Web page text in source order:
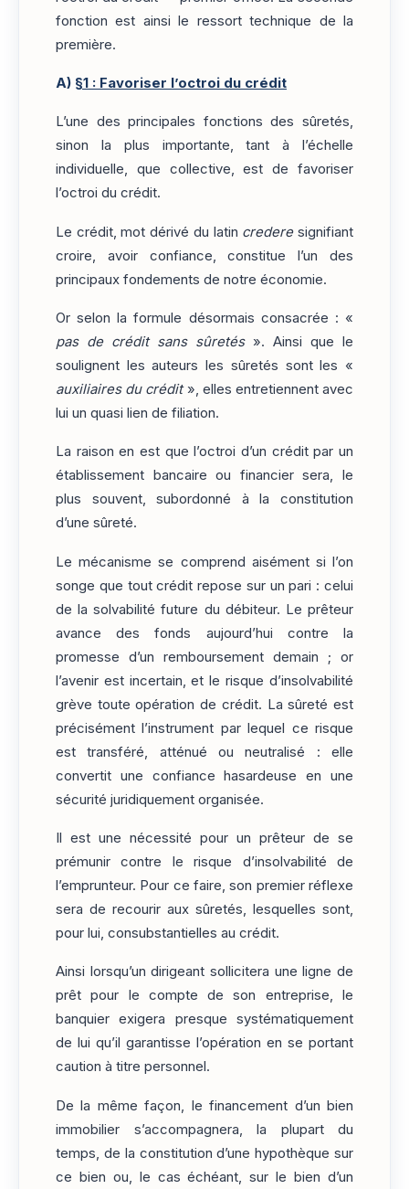
fonction est ainsi le ressort technique de la
première.
A) §1 : Favoriser l’octroi du crédit
L’une des principales fonctions des sûretés,
sinon la plus importante, tant à l’échelle
individuelle, que collective, est de favoriser
l’octroi du crédit.
Le crédit, mot dérivé du latin crederesignifiant
croire, avoir confiance, constitue l’un des
principaux fondements de notre économie.
Or selon la formule désormais consacrée : «
pas de crédit sans sûretés». Ainsi que le
soulignent les auteurs les sûretés sont les «
auxiliaires du crédit», elles entretiennent avec
lui un quasi lien de filiation.
La raison en est que l’octroi d’un crédit par un
établissement bancaire ou financier sera, le
plus souvent, subordonné à la constitution
d’une sûreté.
Le mécanisme se comprend aisément si l’on
songe que tout crédit repose sur un pari : celui
de la solvabilité future du débiteur. Le prêteur
avance des fonds aujourd’hui contre la
promesse d’un remboursement demain ; or
l’avenir est incertain, et le risque d’insolvabilité
grève toute opération de crédit. La sûreté est
précisément l’instrument par lequel ce risque
est transféré, atténué ou neutralisé : elle
convertit une confiance hasardeuse en une
sécurité juridiquement organisée.
Il est une nécessité pour un prêteur de se
prémunir contre le risque d’insolvabilité de
l’emprunteur. Pour ce faire, son premier réflexe
sera de recourir aux sûretés, lesquelles sont,
pour lui, consubstantielles au crédit.
Ainsi lorsqu’un dirigeant sollicitera une ligne de
prêt pour le compte de son entreprise, le
banquier exigera presque systématiquement
de lui qu’il garantisse l’opération en se portant
caution à titre personnel.
De la même façon, le financement d’un bien
immobilier s’accompagnera, la plupart du
temps, de la constitution d’une hypothèque sur
ce bien ou, le cas échéant, sur le bien d’un